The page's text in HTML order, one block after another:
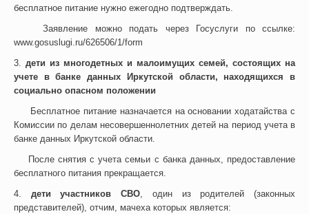
бесплатное питание нужно ежегодно подтверждать.
Заявление можно подать через Госуслуги по ссылке:
www.gosuslugi.ru/626506/1/form
3. дети из многодетных и малоимущих семей, состоящих на
учете в банке данных Иркутской области, находящихся в
социально опасном положении
Бесплатное питание назначается на основании ходатайства с
Комиссии по делам несовершеннолетних детей на период учета в
банке данных Иркутской области.
После снятия с учета семьи с банка данных, предоставление
бесплатного питания прекращается.
4. дети участников СВО , один из родителей (законных
представителей), отчим, мачеха которых является: